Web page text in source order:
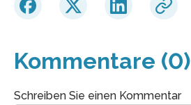
Kommentare (0)
Schreiben Sie einen Kommentar